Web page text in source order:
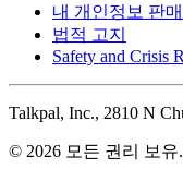
내 개인정보 판
법적 고지
Safety and Crisis
Talkpal, Inc., 2810 N
© 2026 모든 권리 보유.